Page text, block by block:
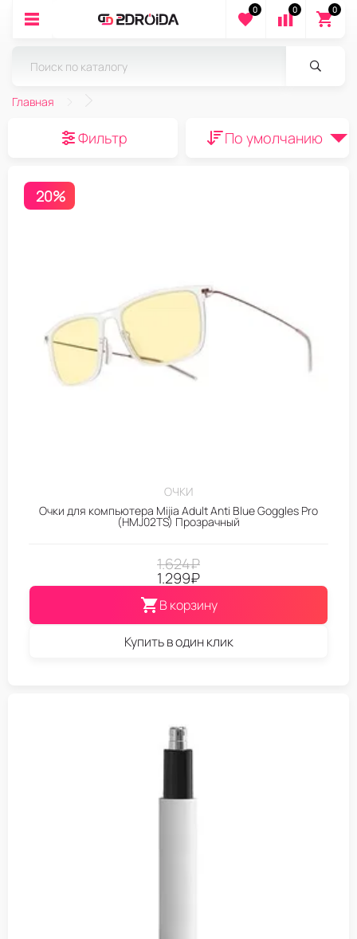
0 0 0
Главная
Фильтр По умолчанию
20%
ОЧКИ
Очки для компьютера Mijia Adult Anti Blue Goggles Pro
(HMJ02TS) Прозрачный
1.624₽
1.299₽
В корзину
Купить в один клик